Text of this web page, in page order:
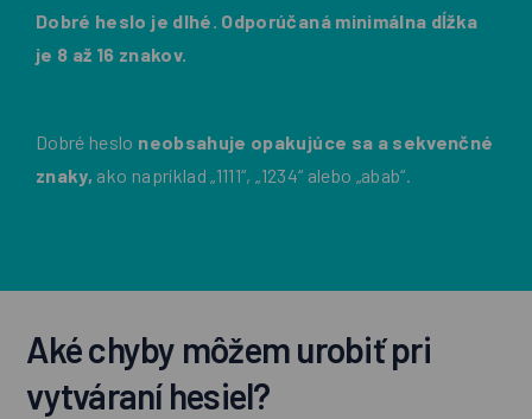
Dobré heslo je dlhé. Odporúčaná minimálna dĺžka
je 8 až 16 znakov.
Dobré heslo neobsahuje opakujúce sa a sekvenčné
znaky, ako napríklad „1111“, „1234“ alebo „abab“.
Aké chyby môžem urobiť pri
vytváraní hesiel?